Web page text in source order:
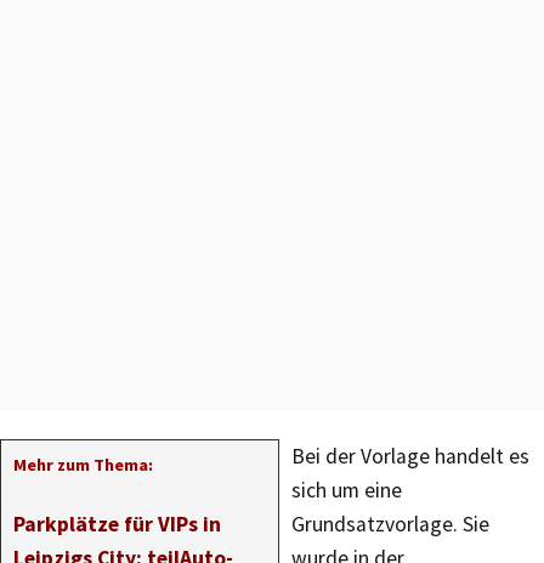
Mehr zum Thema:
Parkplätze für VIPs in
Bei der Vorlage handelt es
sich um eine
Grundsatzvorlage. Sie